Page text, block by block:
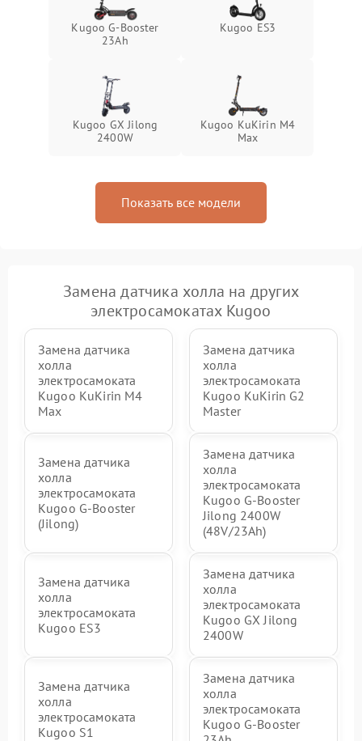
Kugoo G-Booster
23Ah
Kugoo ES3
Kugoo GX Jilong
2400W
Kugoo KuKirin M4
Max
Показать все модели
Замена датчика холла на других
электросамокатах Kugoo
Замена датчика
холла
электросамоката
Kugoo KuKirin M4
Max
Замена датчика
холла
электросамоката
Kugoo KuKirin G2
Master
Замена датчика
холла
электросамоката
Kugoo G-Booster
(Jilong)
Замена датчика
холла
электросамоката
Kugoo G-Booster
Jilong 2400W
(48V/23Ah)
Замена датчика
холла
электросамоката
Kugoo ES3
Замена датчика
холла
электросамоката
Kugoo GX Jilong
2400W
Замена датчика
холла
электросамоката
Kugoo S1
Замена датчика
холла
электросамоката
Kugoo G-Booster